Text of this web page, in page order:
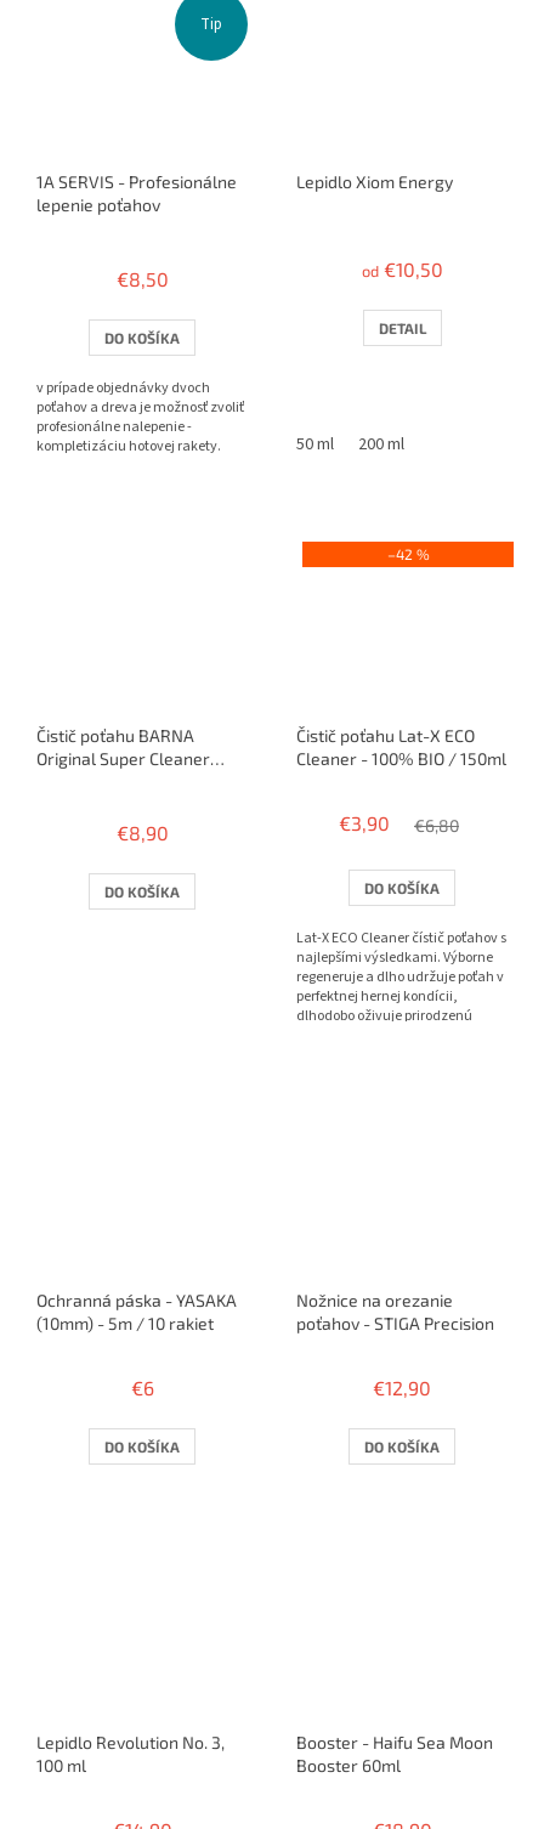
Tip
1A SERVIS - Profesionálne
lepenie poťahov
produktu
3,8
z
hviezdičiek.
€8,50
DO KOŠÍKA
v prípade objednávky dvoch
poťahov a dreva je možnosť zvoliť
profesionálne nalepenie -
kompletizáciu hotovej rakety.
Lepidlo Xiom Energy
od€10,50
DETAIL
50 ml 200 ml
Čistič poťahu BARNA
Original Super Cleaner
produktu
5,0
z
€8,90
DO KOŠÍKA
–42 %
Čistič poťahu Lat-X ECO
Cleaner - 100% BIO / 150ml
€3,90 €6,80
DO KOŠÍKA
Lat-X ECO Cleaner čístič poťahov s
najlepšími výsledkami. Výborne
regeneruje a dlho udržuje poťah v
perfektnej hernej kondícii,
dlhodobo oživuje prirodzenú
Ochranná páska - YASAKA
(10mm) - 5m / 10 rakiet
€6
DO KOŠÍKA
Nožnice na orezanie
poťahov - STIGA Precision
€12,90
DO KOŠÍKA
Lepidlo Revolution No. 3,
100 ml
Booster - Haifu Sea Moon
Booster 60ml